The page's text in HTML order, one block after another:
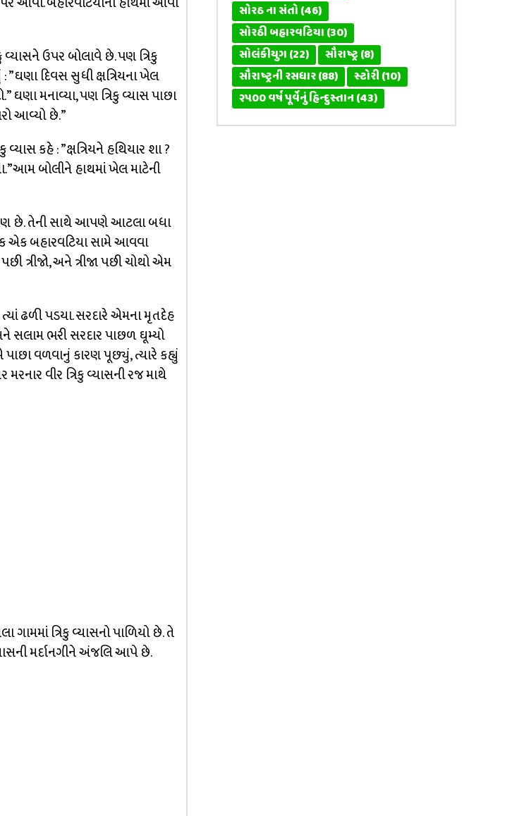
ઉપર બોલાવે છે. પણ ત્રિકુ
દિવસ સુધી ક્ષત્રિયના ખેલ
મનાવ્યા, પણ ત્રિકુ વ્યાસ પાછા
આવ્યો છે.”
કહે : ”ક્ષત્રિયને હથિયાર શા ?
બોલીને હાથમાં ખેલ માટેની
છે. તેની સાથે આપણે આટલા બધા
એક બહારવટિયા સામે આવવા
ત્રીજો, અને ત્રીજા પછી ચોથો એમ
ઢળી પડયા. સરદારે એમના મૃતદેહ
સલામ ભરી સરદાર પાછળ ઘૂમ્યો
પાછા વળવાનું કારણ પૂછ્યું, ત્યારે કહ્યું
વીર ત્રિકુ વ્યાસની રજ માથે
ત્રિકુ વ્યાસનો પાળિયો છે. તે
મર્દાનગીને અંજલિ આપે છે.
સોરઠ ના સંતો(46)
સોરઠી બહારવટિયા(30)
સોલંકીયુગ(22) સૌરાષ્ટ્ર(8)
સૌરાષ્ટ્રની રસધાર(88) સ્ટોરી(10)
૨૫૦૦ વર્ષ પૂર્વેનું હિન્દુસ્તાન(43)